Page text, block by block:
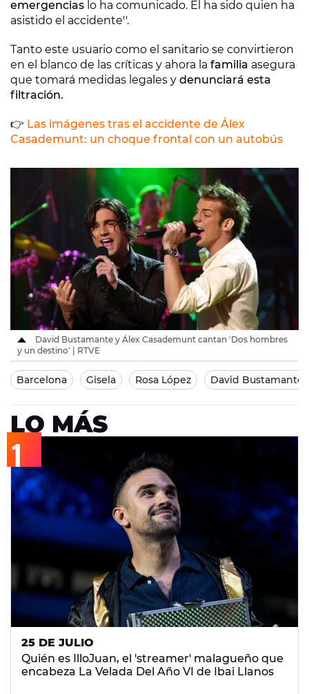
emergencias lo ha comunicado. Él ha sido quien ha
asistido el accidente''.
Tanto este usuario como el sanitario se convirtieron
en el blanco de las críticas y ahora la familia asegura
que tomará medidas legales y denunciará esta
filtración.
👉 Las imágenes tras el accidente de Álex
Casademunt: un choque frontal con un autobús
David Bustamante y Álex Casademunt cantan 'Dos hombres
y un destino' | RTVE
Barcelona Gisela Rosa López David Bustamante
LO MÁS
25 DE JULIO
Quién es IlloJuan, el 'streamer' malagueño que
encabeza La Velada Del Año VI de Ibai Llanos